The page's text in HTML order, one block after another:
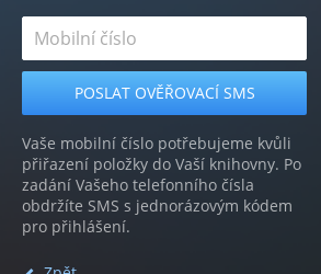
Vaše mobilní číslo potřebujeme kvůli
přiřazení položky do Vaší knihovny. Po
zadání Vašeho telefonního čísla
obdržíte SMS s jednorázovým kódem
pro přihlášení.